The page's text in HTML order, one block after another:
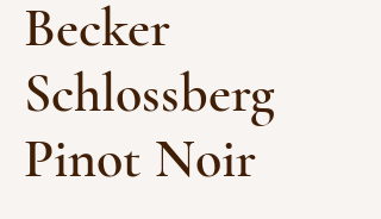
Becker
Schlossberg
Pinot Noir